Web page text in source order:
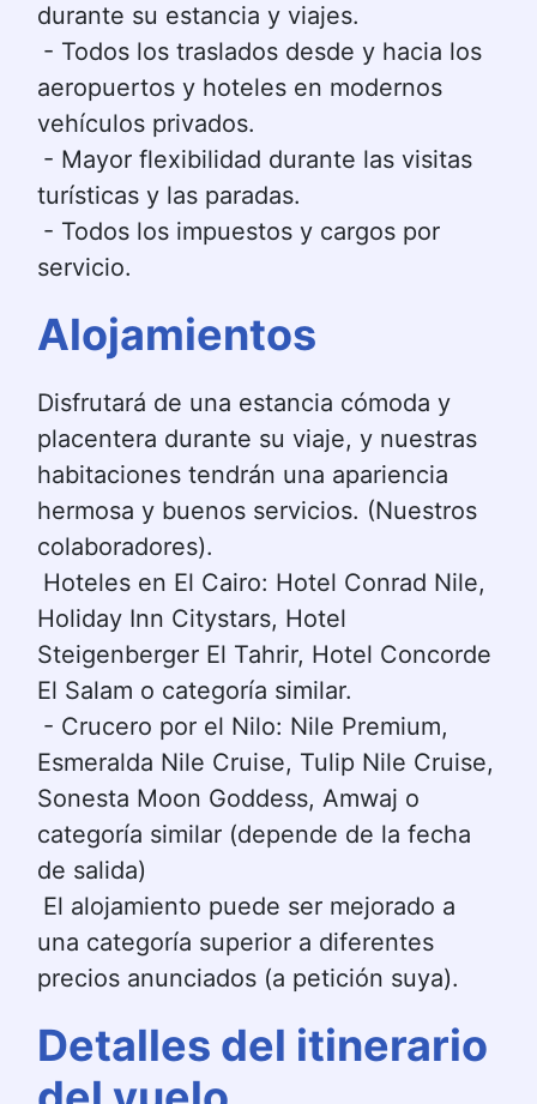
durante su estancia y viajes.
- Todos los traslados desde y hacia los
aeropuertos y hoteles en modernos
vehículos privados.
- Mayor flexibilidad durante las visitas
turísticas y las paradas.
- Todos los impuestos y cargos por
servicio.
Alojamientos
Disfrutará de una estancia cómoda y
placentera durante su viaje, y nuestras
habitaciones tendrán una apariencia
hermosa y buenos servicios. (Nuestros
colaboradores).
Hoteles en El Cairo: Hotel Conrad Nile,
Holiday Inn Citystars, Hotel
Steigenberger El Tahrir, Hotel Concorde
El Salam o categoría similar.
- Crucero por el Nilo: Nile Premium,
Esmeralda Nile Cruise, Tulip Nile Cruise,
Sonesta Moon Goddess, Amwaj o
categoría similar (depende de la fecha
de salida)
El alojamiento puede ser mejorado a
una categoría superior a diferentes
precios anunciados (a petición suya).
Detalles del itinerario